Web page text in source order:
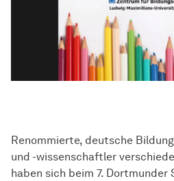
Renommierte, deutsche
und -wissenschaftler
haben sich beim 7. Dortmunder